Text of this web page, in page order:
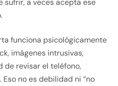
sufrir, a veces acepta ese
funciona psicológicamente
imágenes intrusivas,
de revisar el teléfono,
no es debilidad ni “no